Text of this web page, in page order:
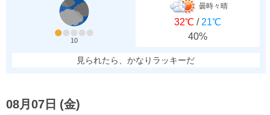
10
曇時々晴
32℃ / 21℃
40%
見られたら、かなりラッキーだ
08月07日 (金)